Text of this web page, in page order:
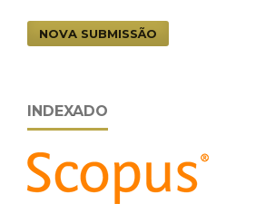
NOVA SUBMISSÃO
INDEXADO